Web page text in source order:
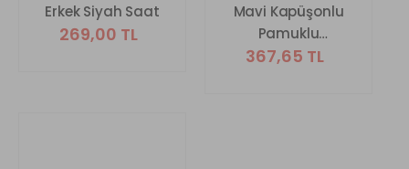
Erkek Siyah Saat
269,00 TL
Mavi Kapüşonlu
Pamuklu
Sweatshirt
367,65 TL